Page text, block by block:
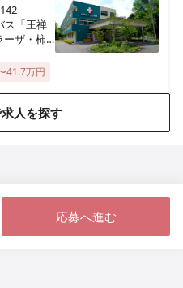
日数、勤務時間相談可◎｜
すさ◎｜地域密着型のケア
ス「王禅
ーザ・柿
41.7万円
人を探す
応募へ進む
ング